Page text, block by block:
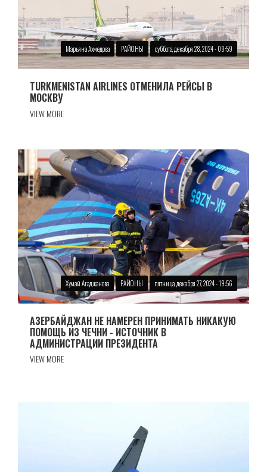
Марьяна Ахмедова РАЙОНЫ суббота, декабря 28, 2024 - 09:59
TURKMENISTAN AIRLINES ОТМЕНИЛА РЕЙСЫ В
МОСКВУ
VIEW MORE
Хумай Агаджанова РАЙОНЫ пятница, декабря 27, 2024 - 19:56
АЗЕРБАЙДЖАН НЕ НАМЕРЕН ПРИНИМАТЬ НИКАКУЮ
ПОМОЩЬ ИЗ ЧЕЧНИ - ИСТОЧНИК В
АДМИНИСТРАЦИИ ПРЕЗИДЕНТА
VIEW MORE